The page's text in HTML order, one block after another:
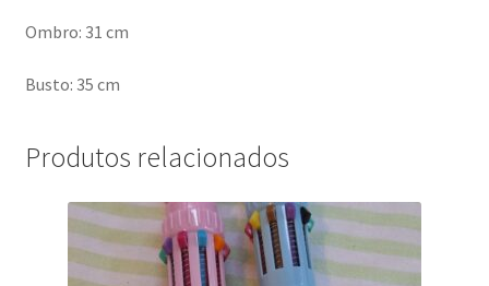
Ombro: 31 cm
Busto: 35 cm
Produtos relacionados